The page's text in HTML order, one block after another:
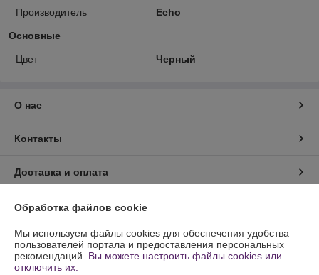
Производитель Echo
Основные
Цвет Черный
О нас
Контакты
Доставка и оплата
График работы
Полная версия сайта
Политика обработки cookies
Обработка файлов cookie
Мы используем файлы cookies для обеспечения удобства
пользователей портала и предоставления персональных
рекомендаций. Вы можете настроить файлы cookies или
отключить их.